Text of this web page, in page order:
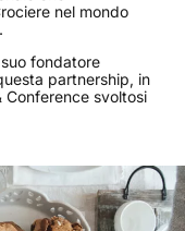
nel mondo
fondatore
partnership, in
Conference svoltosi